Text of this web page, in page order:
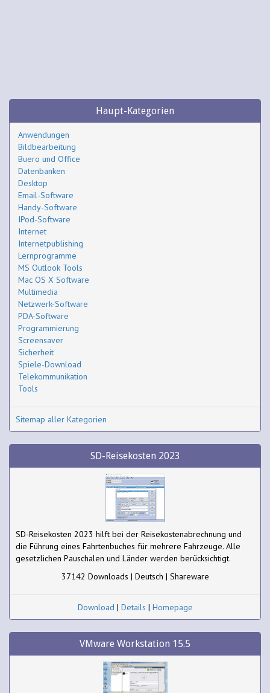
Haupt-Kategorien
Anwendungen
Bildbearbeitung
Buero und Office
Datenbanken
Desktop
Email-Software
Handy-Software
IPod-Software
Internet
Internetpublishing
Lernprogramme
MS Outlook Tools
Mac OS X Software
Multimedia
Netzwerk-Software
PDA-Software
Programmierung
Screensaver
Sicherheit
Spiele-Download
Telekommunikation
Tools
Sitemap aller Kategorien
SD-Reisekosten 2023
SD-Reisekosten 2023 hilft bei der Reisekostenabrechnung und
die Führung eines Fahrtenbuches für mehrere Fahrzeuge. Alle
gesetzlichen Pauschalen und Länder werden berücksichtigt.
37142 Downloads | Deutsch | Shareware
Download | Details | Homepage
VMware Workstation 15.5